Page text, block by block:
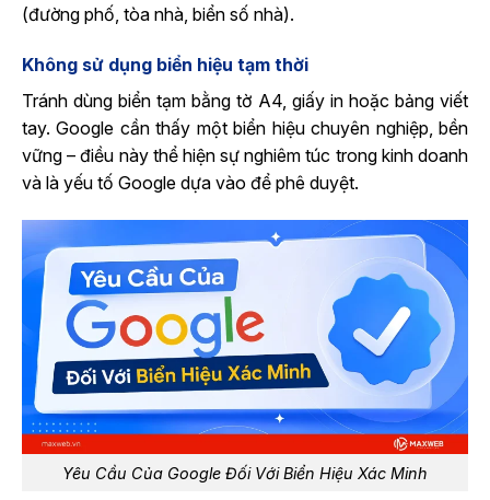
(đường phố, tòa nhà, biển số nhà).
Không sử dụng biển hiệu tạm thời
Tránh dùng biển tạm bằng tờ A4, giấy in hoặc bảng viết
tay. Google cần thấy một biển hiệu chuyên nghiệp, bền
vững – điều này thể hiện sự nghiêm túc trong kinh doanh
và là yếu tố Google dựa vào để phê duyệt.
Yêu Cầu Của Google Đối Với Biển Hiệu Xác Minh